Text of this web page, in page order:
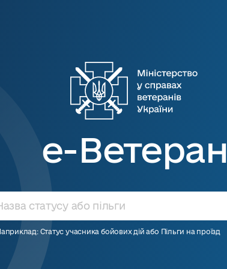
е-Ветеран
Статус учасника бойових дій або Пільги на проїзд